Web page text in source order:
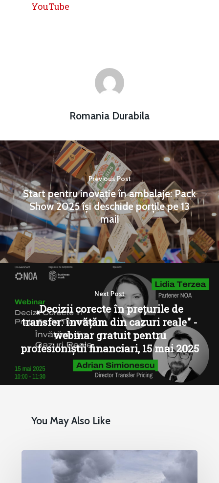
YouTube
Romania Durabila
Previous Post
Start pentru inovație în ambalaje: Pack
Show 2025 își deschide porțile pe 13
mai!
Next Post
„Decizii corecte în prețurile de
transfer: învățăm din cazuri reale" -
webinar gratuit pentru
profesioniștii financiari, 15 mai 2025
You May Also Like